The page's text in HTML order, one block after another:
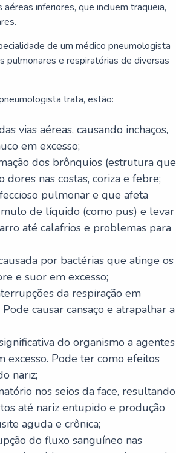
inferiores, que incluem traqueia,
de um médico pneumologista
pulmonares e respiratórias de diversas
trata, estão:
vias aéreas, causando inchaços,
em excesso;
dos brônquios (estrutura que
nas costas, coriza e febre;
pulmonar e que afeta
de líquido (como pus) e levar
até calafrios e problemas para
por bactérias que atinge os
e suor em excesso;
da respiração em
causar cansaço e atrapalhar a
do organismo a agentes
excesso. Pode ter como efeitos
nariz;
nos seios da face, resultando
até nariz entupido e produção
aguda e crônica;
do fluxo sanguíneo nas